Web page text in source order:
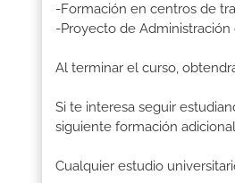
-Formación en centros de
-Proyecto de
Al terminar el curso,
Si te interesa seguir
siguiente formación
Cualquier estudio